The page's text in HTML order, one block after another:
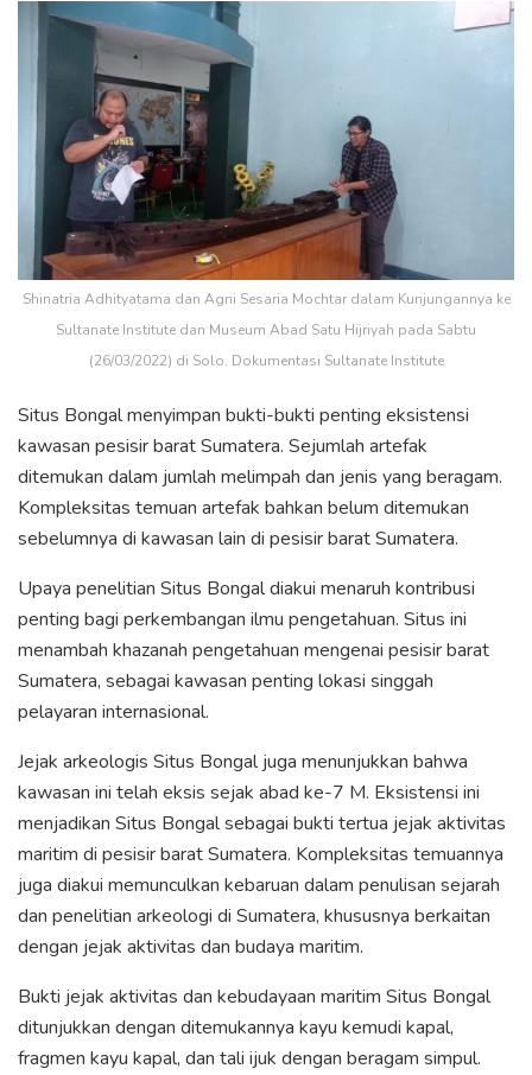
Shinatria Adhityatama dan Agni Sesaria Mochtar dalam Kunjungannya ke
Sultanate Institute dan Museum Abad Satu Hijriyah pada Sabtu
(26/03/2022) di Solo. Dokumentasi Sultanate Institute
Situs Bongal menyimpan bukti-bukti penting eksistensi
kawasan pesisir barat Sumatera. Sejumlah artefak
ditemukan dalam jumlah melimpah dan jenis yang beragam.
Kompleksitas temuan artefak bahkan belum ditemukan
sebelumnya di kawasan lain di pesisir barat Sumatera.
Upaya penelitian Situs Bongal diakui menaruh kontribusi
penting bagi perkembangan ilmu pengetahuan. Situs ini
menambah khazanah pengetahuan mengenai pesisir barat
Sumatera, sebagai kawasan penting lokasi singgah
pelayaran internasional.
Jejak arkeologis Situs Bongal juga menunjukkan bahwa
kawasan ini telah eksis sejak abad ke-7 M. Eksistensi ini
menjadikan Situs Bongal sebagai bukti tertua jejak aktivitas
maritim di pesisir barat Sumatera. Kompleksitas temuannya
juga diakui memunculkan kebaruan dalam penulisan sejarah
dan penelitian arkeologi di Sumatera, khususnya berkaitan
dengan jejak aktivitas dan budaya maritim.
Bukti jejak aktivitas dan kebudayaan maritim Situs Bongal
ditunjukkan dengan ditemukannya kayu kemudi kapal,
fragmen kayu kapal, dan tali ijuk dengan beragam simpul.